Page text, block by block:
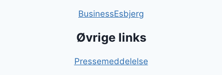
BusinessEsbjerg
Øvrige links
Pressemeddelelse